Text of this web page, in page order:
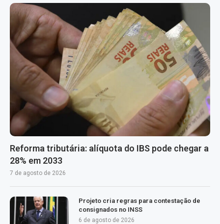
Reforma tributária: alíquota do IBS pode chegar a
28% em 2033
7 de agosto de 2026
Projeto cria regras para contestação de
consignados no INSS
6 de agosto de 2026